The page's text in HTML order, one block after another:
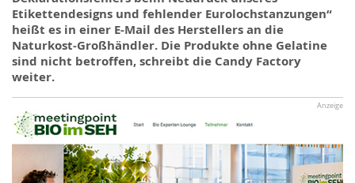
Etikettendesigns und fehlender Eurolochstanzungen“
heißt es in einer E-Mail des Herstellers an die
Naturkost-Großhändler. Die Produkte ohne Gelatine
sind nicht betroffen, schreibt die Candy Factory
weiter.
Anzeige